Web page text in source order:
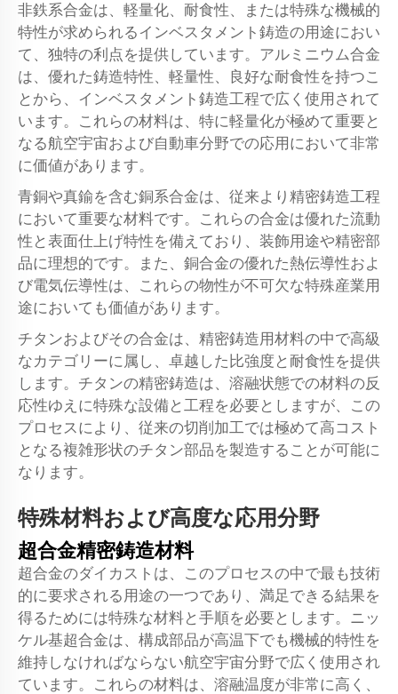
非鉄系合金は、軽量化、耐食性、または特殊な機械的
特性が求められるインベスタメント鋳造の用途におい
て、独特の利点を提供しています。アルミニウム合金
は、優れた鋳造特性、軽量性、良好な耐食性を持つこ
とから、インベスタメント鋳造工程で広く使用されて
います。これらの材料は、特に軽量化が極めて重要と
なる航空宇宙および自動車分野での応用において非常
に価値があります。
青銅や真鍮を含む銅系合金は、従来より精密鋳造工程
において重要な材料です。これらの合金は優れた流動
性と表面仕上げ特性を備えており、装飾用途や精密部
品に理想的です。また、銅合金の優れた熱伝導性およ
び電気伝導性は、これらの物性が不可欠な特殊産業用
途においても価値があります。
チタンおよびその合金は、精密鋳造用材料の中で高級
なカテゴリーに属し、卓越した比強度と耐食性を提供
します。チタンの精密鋳造は、溶融状態での材料の反
応性ゆえに特殊な設備と工程を必要としますが、この
プロセスにより、従来の切削加工では極めて高コスト
となる複雑形状のチタン部品を製造することが可能に
なります。
特殊材料および高度な応用分野
超合金精密鋳造材料
超合金のダイカストは、このプロセスの中で最も技術
的に要求される用途の一つであり、満足できる結果を
得るためには特殊な材料と手順を必要とします。ニッ
ケル基超合金は、構成部品が高温下でも機械的特性を
維持しなければならない航空宇宙分野で広く使用され
ています。これらの材料は、溶融温度が非常に高く、